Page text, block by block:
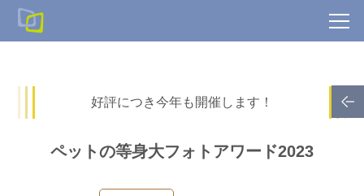
好評につき今年も開催します！
ペットの等身大フォトアワード2023